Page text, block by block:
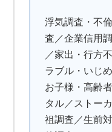
浮気調査・不
査／企業信用
／家出・行方
ラブル・いじ
お子様・高齢
タル／ストー
祖調査／生前